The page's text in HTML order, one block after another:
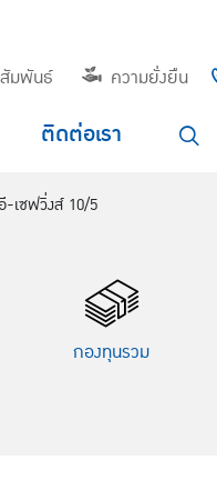
มพันธ์ ความยั่งยืน
ติดต่อเรา
-เซฟวิ่งส์ 10/5
กองทุนรวม